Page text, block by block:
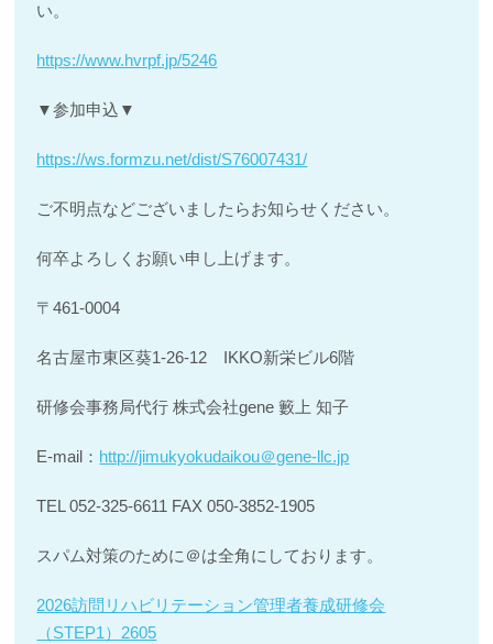
い。
https://www.hvrpf.jp/5246
▼参加申込▼
https://ws.formzu.net/dist/S76007431/
ご不明点などございましたらお知らせください。
何卒よろしくお願い申し上げます。
〒461-0004
名古屋市東区葵1-26-12 IKKO新栄ビル6階
研修会事務局代行 株式会社gene 籔上 知子
E-mail： http://jimukyokudaikou＠gene-llc.jp
TEL 052-325-6611 FAX 050-3852-1905
スパム対策のために＠は全角にしております。
2026訪問リハビリテーション管理者養成研修会
（STEP1）2605